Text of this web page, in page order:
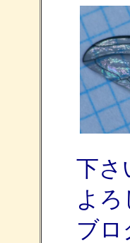
下さ
よ
ブロ